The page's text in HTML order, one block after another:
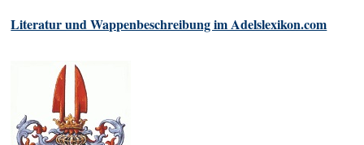
Literatur und Wappenbeschreibung im Adelslexikon.com